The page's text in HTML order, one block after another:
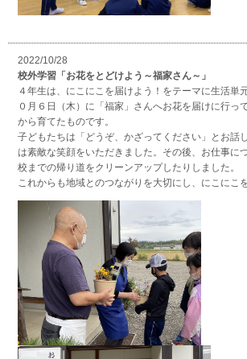
2022/10/28
校外学習「お花をとどけよう～福家さん～」
４年生は、にこにこを届けよう！をテーマに生活単
０月６日（木）に「福家」さんへお花を届けに行っ
から育てたものです。
子どもたちは「どうぞ、かざってください」とお話
は素敵な笑顔をいただきました。その後、お仕事に
校までの帰り道をクリーンアップしたりしました。
これからも地域とのつながりを大切にし、にこにこ